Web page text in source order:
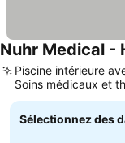
Nuhr Medical -
Piscine intérieure
Soins médicaux et
intégrés
Sélectionnez des